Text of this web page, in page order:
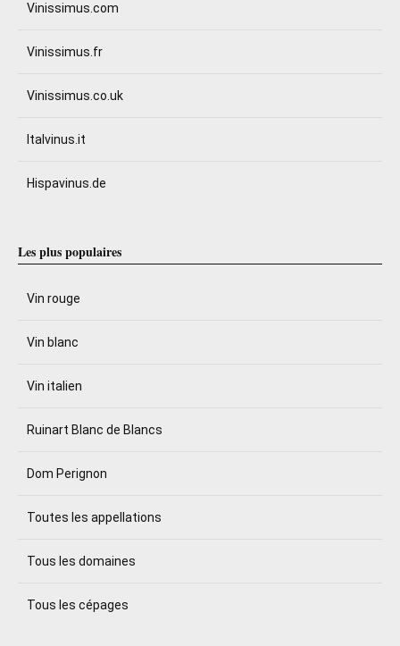
Vinissimus.com
Vinissimus.fr
Vinissimus.co.uk
Italvinus.it
Hispavinus.de
Les plus populaires
Vin rouge
Vin blanc
Vin italien
Ruinart Blanc de Blancs
Dom Perignon
Toutes les appellations
Tous les domaines
Tous les cépages